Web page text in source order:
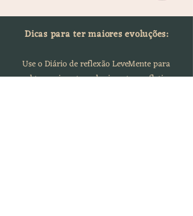
Dicas para ter maiores evoluções:
Use o Diário de reflexão LeveMente para
obtermais autoconhecimento e refletir